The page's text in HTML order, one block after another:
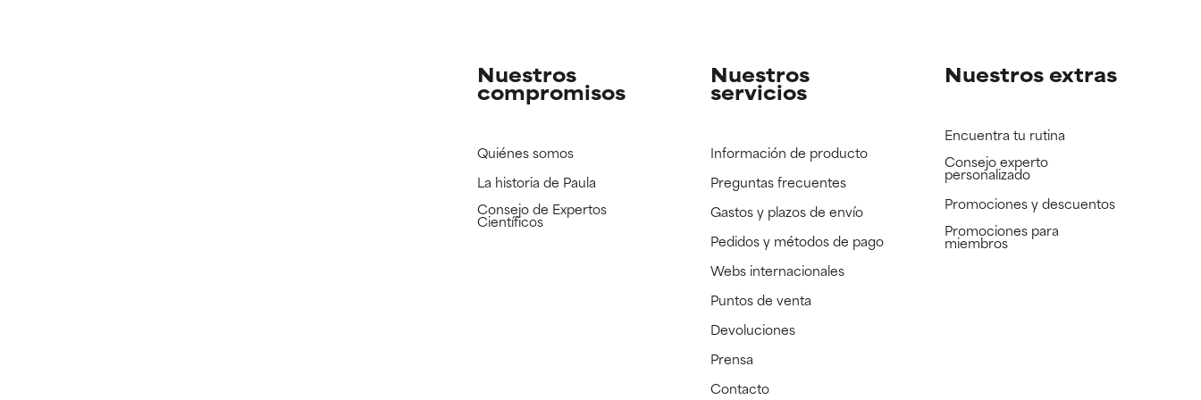
Nuestros
compromisos
Quiénes somos
La historia de Paula
Consejo de Expertos
Científicos
Nuestros
servicios
Información de producto
Preguntas frecuentes
Gastos y plazos de envío
Pedidos y métodos de pago
Webs internacionales
Puntos de venta
Devoluciones
Prensa
Contacto
Nuestros extras
Encuentra tu rutina
Consejo experto
personalizado
Promociones y descuentos​
Promociones para
miembros